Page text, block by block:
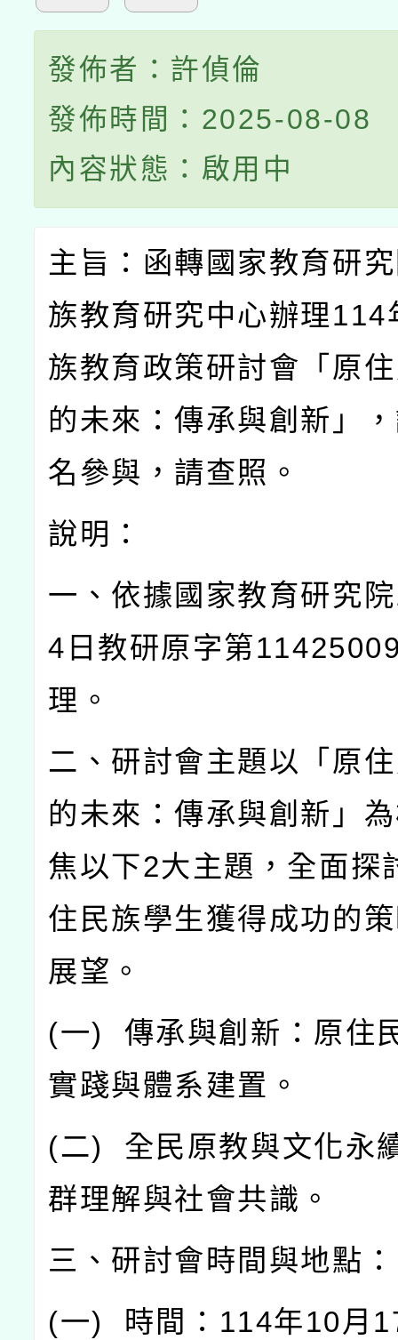
發佈者：許偵倫
發佈時間：2025-08-08
內容狀態：啟用中
主旨：函轉國家教育研
族教育研究中心辦理114
族教育政策研討會「原
的未來：傳承與創新」
名參與，請查照。
說明：
一、依據國家教育研究院
4 日教研原字第
理。
二、研討會主題以「原
的未來：傳承與創新」
焦以下2大主題，全面探
住民族學生獲得成功的
展望。
(一) 傳承與創新：原住
實踐與體系建置。
(二) 全民原教與文化永
群理解與社會共識。
三、研討會時間與地點：
(一) 時間： 114年10月